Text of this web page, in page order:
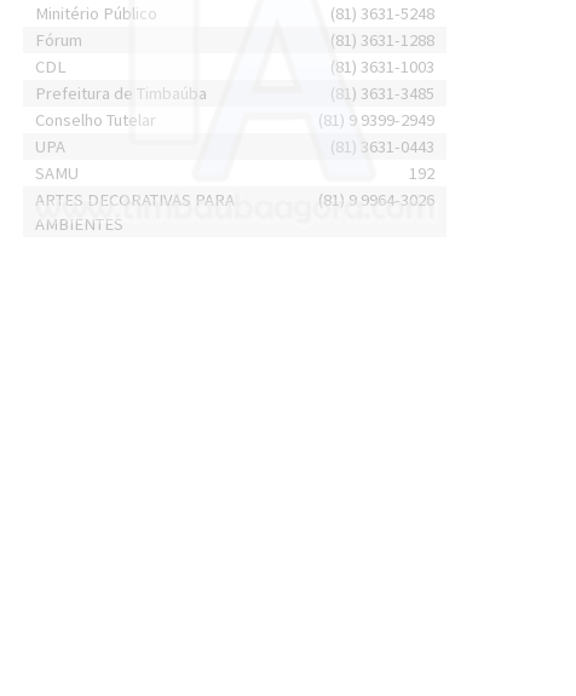
Minitério Público
(81) 3631-5248
Fórum
(81) 3631-1288
CDL
(81) 3631-1003
Prefeitura de Timbaúba
(81) 3631-3485
Conselho Tutelar
(81) 9 9399-2949
UPA
(81) 3631-0443
SAMU
192
ARTES DECORATIVAS PARA
AMBIENTES
(81) 9 9964-3026